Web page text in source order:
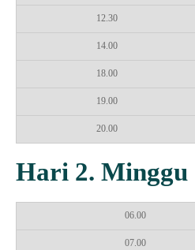
12.30
14.00
18.00
19.00
20.00
Hari 2. Minggu
06.00
07.00